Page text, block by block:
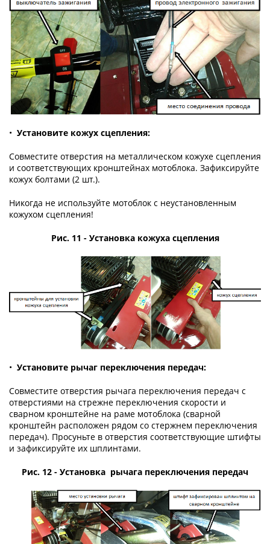
• Установите кожух сцепления:
Совместите отверстия на металлическом кожухе сцепления
и соответствующих кронштейнах мотоблока. Зафиксируйте
кожух болтами (2 шт.).
Никогда не используйте мотоблок с неустановленным
кожухом сцепления!
Рис. 11 - Установка кожуха сцепления
• Установите рычаг переключения передач:
Совместите отверстия рычага переключения передач с
отверстиями на стрежне переключения скорости и
сварном кронштейне на раме мотоблока (сварной
кронштейн расположен рядом со стержнем переключения
передач). Просуньте в отверстия соответствующие штифты
и зафиксируйте их шплинтами.
Рис. 12 - Установка рычага переключения передач